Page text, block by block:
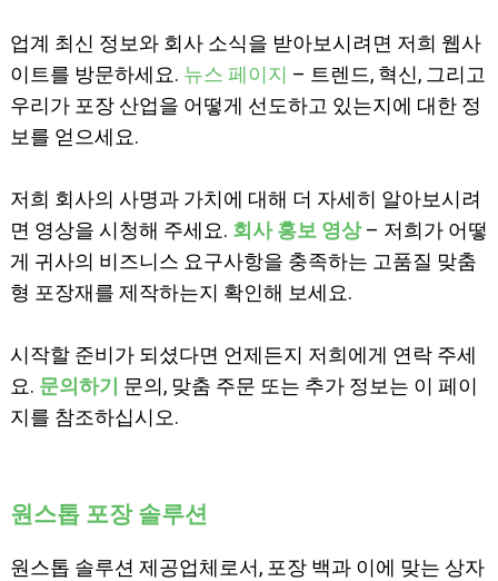
업계 최신 정보와 회사 소식을 받아보시려면 저희 웹사
이트를 방문하세요. 뉴스 페이지 – 트렌드, 혁신, 그리고
우리가 포장 산업을 어떻게 선도하고 있는지에 대한 정
보를 얻으세요.
저희 회사의 사명과 가치에 대해 더 자세히 알아보시려
면 영상을 시청해 주세요. 회사 홍보 영상– 저희가 어떻
게 귀사의 비즈니스 요구사항을 충족하는 고품질 맞춤
형 포장재를 제작하는지 확인해 보세요.
시작할 준비가 되셨다면 언제든지 저희에게 연락 주세
요. 문의하기 문의, 맞춤 주문 또는 추가 정보는 이 페이
지를 참조하십시오.
원스톱 포장 솔루션
원스톱 솔루션 제공업체로서, 포장 백과 이에 맞는 상자